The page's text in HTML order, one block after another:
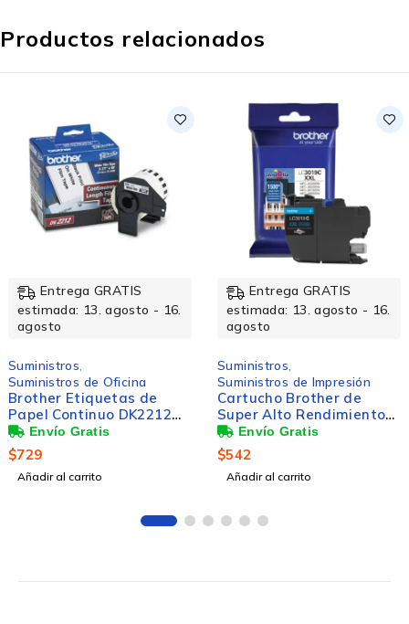
Productos relacionados
GRATIS
13. agosto - 16.
,
de Oficina
de
DK2212
Blanco,
Entrega GRATIS
estimada: 13. agosto - 16.
,
Suministros de Impresión
Cartucho Brother de
Super Alto Rendimiento
LC3019C Cian, 1500
Añadir al carrito